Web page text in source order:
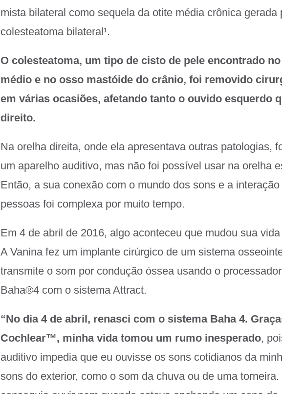
mista bilateral como sequela da otite média crônica gerada
colesteatoma bilateral¹.
O colesteatoma, um tipo de cisto de pele encontrado
médio e no osso mastóide do crânio, foi removido
em várias ocasiões, afetando tanto o ouvido esquerdo
direito.
Na orelha direita, onde ela apresentava outras patologias,
um aparelho auditivo, mas não foi possível usar na orelha
Então, a sua conexão com o mundo dos sons e a
pessoas foi complexa por muito tempo.
Em 4 de abril de 2016, algo aconteceu que mudou sua
A Vanina fez um implante cirúrgico de um sistema
transmite o som por condução óssea usando o
Baha®4 com o sistema Attract.
“No dia 4 de abril, renasci com o sistema Baha 4.
Cochlear™, minha vida tomou um rumo inesperado,
auditivo impedia que eu ouvisse os sons cotidianos da
sons do exterior, como o som da chuva ou de uma